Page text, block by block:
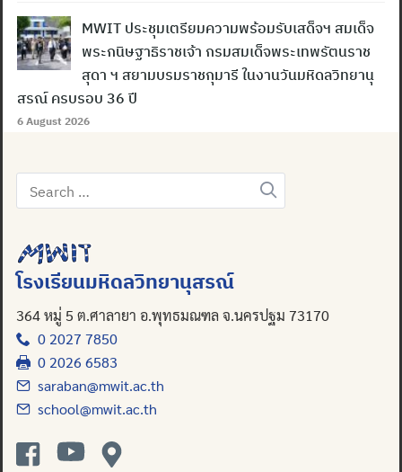
for:
MWIT ประชุมเตรียมความพร้อมรับเสด็จฯ สมเด็จ
พระกนิษฐาธิราชเจ้า กรมสมเด็จพระเทพรัตนราช
สุดา ฯ สยามบรมราชกุมารี ในงานวันมหิดลวิทยานุ
สรณ์ ครบรอบ 36 ปี
6 August 2026
Search
for:
โรงเรียนมหิดลวิทยานุสรณ์
364 หมู่ 5 ต.ศาลายา อ.พุทธมณฑล จ.นครปฐม 73170
0 2027 7850
0 2026 6583
saraban@mwit.ac.th
school@mwit.ac.th